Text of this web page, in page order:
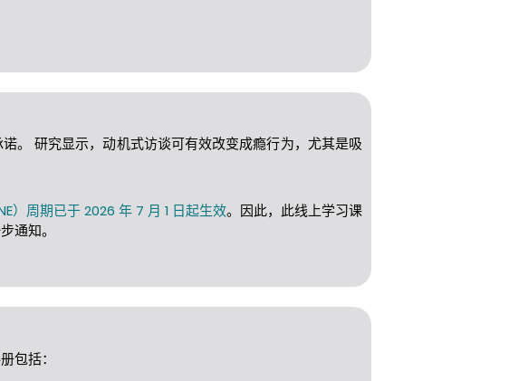
。 研究显示，动机式访谈可有效改变成瘾行为，尤其是吸
）周期已于 2026 年 7 月 1 日起生效。因此，此线上学习课
通知。
包括：